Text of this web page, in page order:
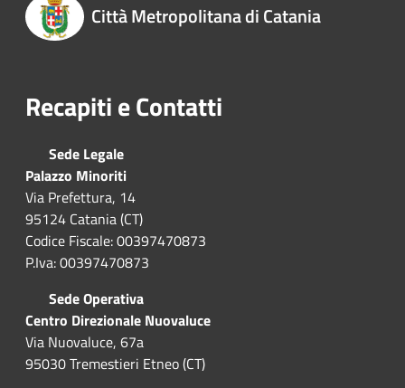
Città Metropolitana di Catania
Recapiti e Contatti
Sede Legale
Palazzo Minoriti
Via Prefettura, 14
95124 Catania (CT)
Codice Fiscale: 00397470873
P.Iva: 00397470873
Sede Operativa
Centro Direzionale Nuovaluce
Via Nuovaluce, 67a
95030 Tremestieri Etneo (CT)